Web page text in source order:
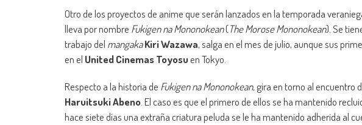
Otro de los proyectos de anime que serán lanzados en la temporada
lleva por nombre Fukigen na Mononokean(The Morose Mononokean). Se
trabajo del mangakaKiri Wazawa, salga en el mes de julio, aunque sus
en el United Cinemas Toyosuen Tokyo.
Respecto a la historia de Fukigen na Mononokean, gira en torno al encuentro
Haruitsuki Abeno. El caso es que el primero de ellos se ha mantenido
hace siete días una extraña criatura peluda se le ha mantenido adherida al